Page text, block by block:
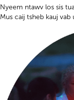
Nyeem ntawv los sis
Mus caij tsheb kauj